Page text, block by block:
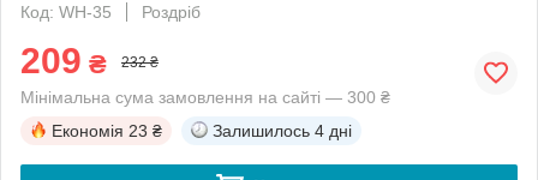
Код: WH-35
Роздріб
209 ₴ 232 ₴
Мінімальна сума замовлення на сайті — 300 ₴
Економія 23 ₴ Залишилось 4 дні